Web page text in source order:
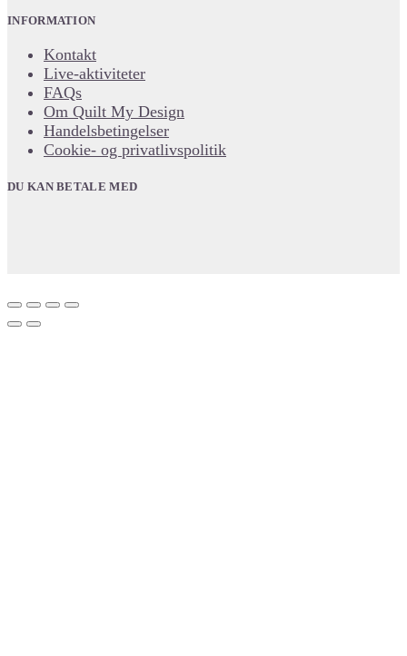
INFORMATION
Kontakt
Live-aktiviteter
FAQs
Om Quilt My Design
Handelsbetingelser
Cookie- og privatlivspolitik
DU KAN BETALE MED